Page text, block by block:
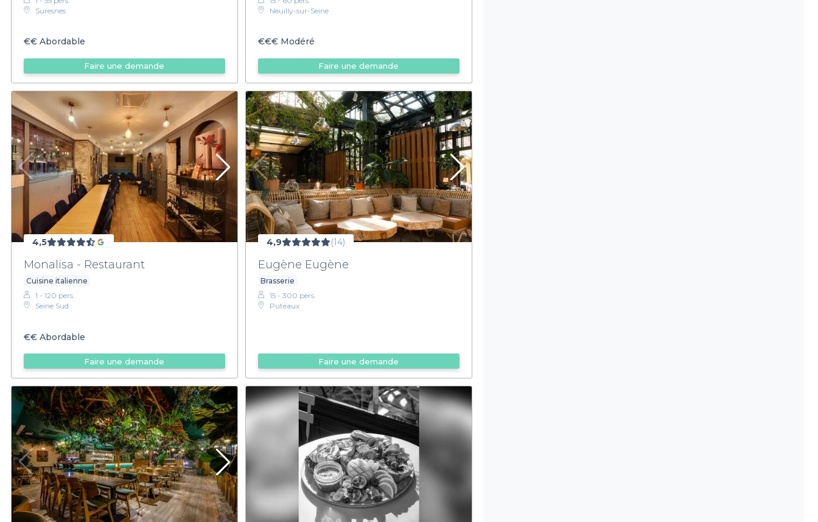
Suresnes
€€ Abordable
Faire une demande
Neuilly-sur-Seine
€€€Modéré
Faire une demande
4,5
Monalisa - Restaurant
Cuisine italienne
1 - 120 pers.
Seine Sud
€€ Abordable
Faire une demande
4,9 (14)
Eugène Eugène
Brasserie
15 - 300 pers.
Puteaux
Faire une demande